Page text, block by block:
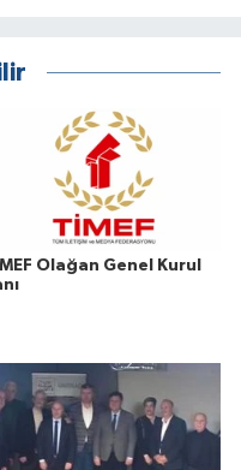
Olağan Genel Kurul